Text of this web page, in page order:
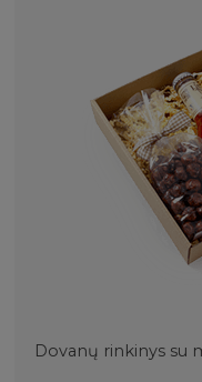
Dovanų rinkinys su